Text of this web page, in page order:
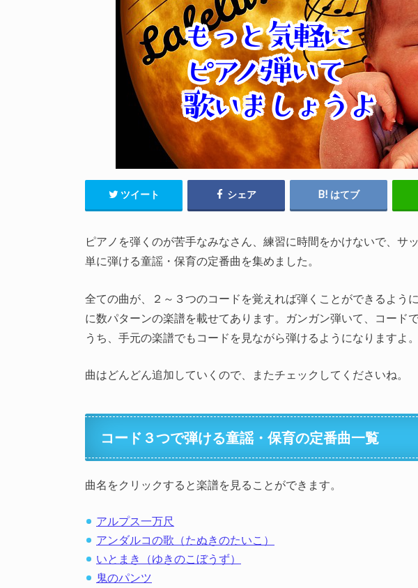
ツイート シェア はてブ
ピアノを弾くのが苦手なみなさん、練習に時間をかけないで、サ
単に弾ける童謡・保育の定番曲を集めました。
全ての曲が、２～３つのコードを覚えれば弾くことができるよう
に数パターンの楽譜を載せてあります。ガンガン弾いて、コード
うち、手元の楽譜でもコードを見ながら弾けるようになりますよ。
曲はどんどん追加していくので、またチェックしてくださいね。
コード３つで弾ける童謡・保育の定番曲一覧
曲名をクリックすると楽譜を見ることができます。
アルプス一万尺
アンダルコの歌（たぬきのたいこ）
いとまき（ゆきのこぼうず）
鬼のパンツ